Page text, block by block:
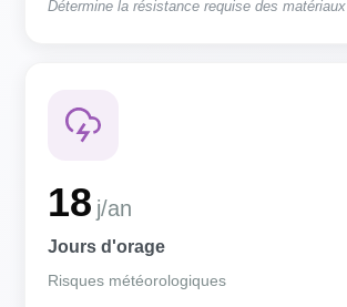
Détermine la résistance requise des matériaux
18 j/an
Jours d'orage
Risques météorologiques